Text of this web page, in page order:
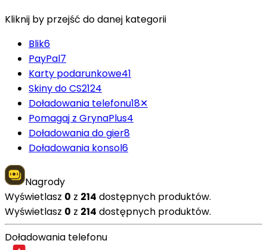
Kliknij by przejść do danej kategorii
Blik6
PayPal7
Karty podarunkowe41
Skiny do CS2124
Doładowania telefonu18✕
Pomagaj z GrynaPlus4
Doładowania do gier8
Doładowania konsol6
Nagrody
Wyświetlasz 0 z 214 dostępnych produktów.
Wyświetlasz 0 z 214 dostępnych produktów.
Doładowania telefonu